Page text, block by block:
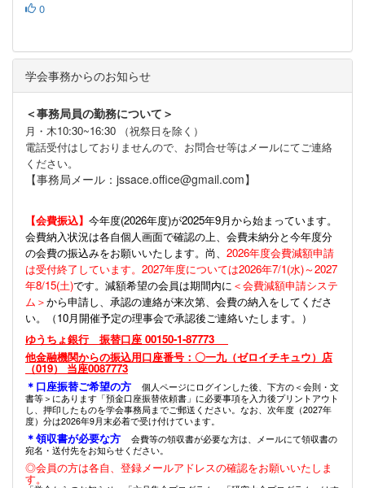
0
学会事務からのお知らせ
＜事務局員の勤務について＞
月・木10:30~16:30 （祝祭日を除く）
電話受付はしておりませんので、お問合せ等はメールにてご連絡
ください。
【事務局メール：jssace.office@gmail.com】
【会費振込】 今年度(2026年度)が2025年9月から始まっています。
会費納入状況は各自個人画面で確認の上、会費未納分と今年度分
の会費の振込みをお願いいたします。尚、 2026年度会費減額申請
は受付終了しています。2027年度については2026年7/1(水)～2027
年8/15(土)です。減額希望の会員は期間内に ＜会費減額申請システ
ム＞から申請し、承認の連絡が来次第、会費の納入をしてくださ
い。（10月開催予定の理事会で承認後ご連絡いたします。）
ゆうちょ銀行 振替口座 00150-1-87773
他金融機関からの振込用口座番号：〇一九（ゼロイチキュウ）店
（019） 当座0087773
＊口座振替ご希望の方
個人ページにログインした後、下方の＜会則・文
書等＞にあります「預金口座振替依頼書」に必要事項を入力後プリントアウト
し、押印したものを学会事務局までご郵送ください。なお、次年度（2027年
度）分は2026年9月末必着で受け付けています。
＊領収書が必要な方
会費等の領収書が必要な方は、メールにて領収書の
宛名・送付先をお知らせください。
◎会員の方は各自、登録メールアドレスの確認をお願いいたしま
す。